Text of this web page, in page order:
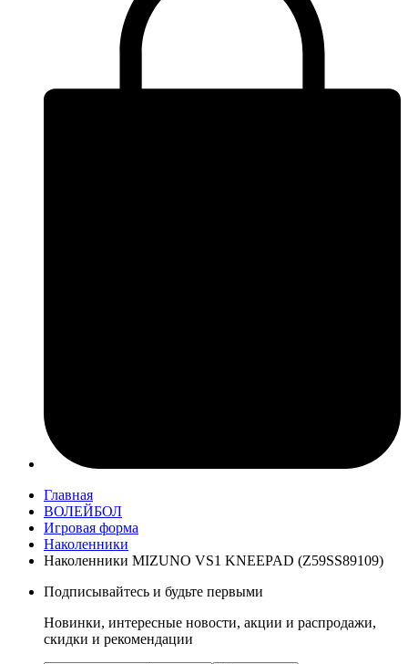
Главная
ВОЛЕЙБОЛ
Игровая форма
Наколенники
Наколенники MIZUNO VS1 KNEEPAD (Z59SS89109)
Подписывайтесь и будьте первыми
Новинки, интересные новости, акции и распродажи,
скидки и рекомендации